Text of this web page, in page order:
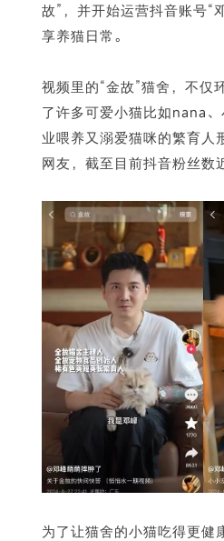
故”，并开始运营抖音账号“
享养猫日常。
视频里的“金故”猫舍，不仅
了许多可爱小猫比如nana
业喂养又溺爱猫咪的繁育人
网友，截至目前抖音粉丝数
为了让猫舍的小猫吃得更健